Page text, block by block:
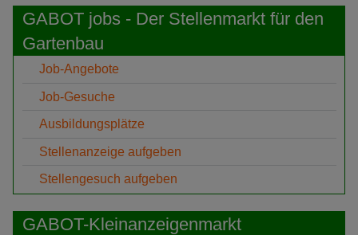
GABOT jobs - Der Stellenmarkt für den
Gartenbau
Job-Angebote
Job-Gesuche
Ausbildungsplätze
Stellenanzeige aufgeben
Stellengesuch aufgeben
GABOT-Kleinanzeigenmarkt